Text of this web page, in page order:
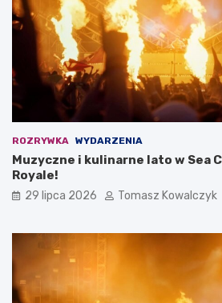
ROZRYWKA WYDARZENIA
Muzyczne i kulinarne lato w Sea
Royale!
29 lipca 2026 Tomasz Kowalczyk